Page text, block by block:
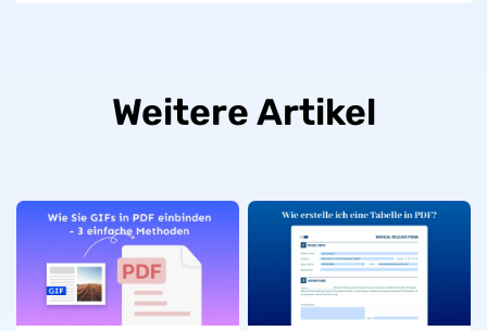
Weitere Artikel